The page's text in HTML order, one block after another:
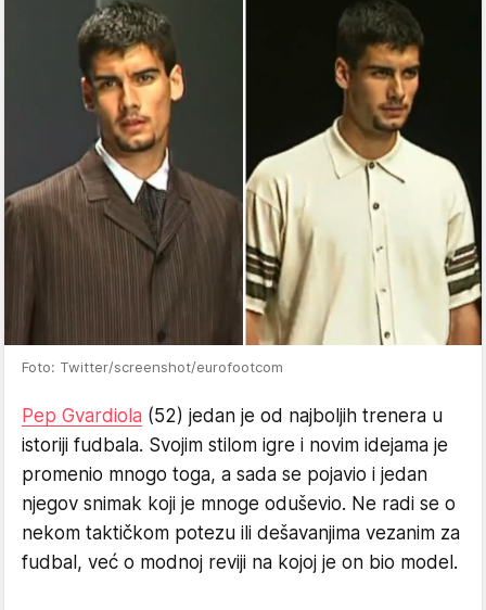
Foto: Twitter/screenshot/eurofootcom
Pep Gvardiola (52) jedan je od najboljih trenera u
istoriji fudbala. Svojim stilom igre i novim idejama je
promenio mnogo toga, a sada se pojavio i jedan
njegov snimak koji je mnoge oduševio. Ne radi se o
nekom taktičkom potezu ili dešavanjima vezanim za
fudbal, već o modnoj reviji na kojoj je on bio model.